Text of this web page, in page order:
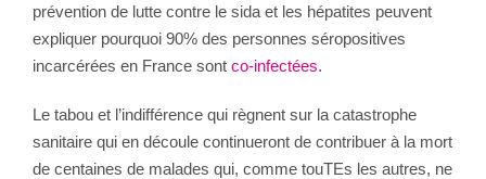
prévention de lutte contre le sida et les hépatites peuvent
expliquer pourquoi 90% des personnes séropositives
incarcérées en France sont co-infectées.
Le tabou et l’indifférence qui règnent sur la catastrophe
sanitaire qui en découle continueront de contribuer à la mort
de centaines de malades qui, comme touTEs les autres, ne